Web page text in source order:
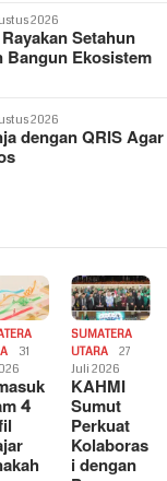
2026
Setahun
Bangun Ekosistem
2026
dengan QRIS Agar
31
4
SUMATERA
UTARA
27
Juli 2026
KAHMI
Sumut
Perkuat
Kolaboras
i dengan